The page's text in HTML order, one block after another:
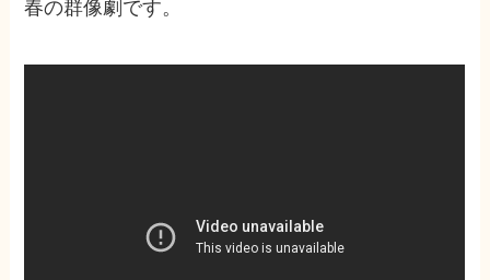
春の群像劇 です。